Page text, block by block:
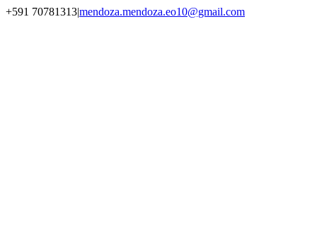
Saltar
Facebook
Instagram
YouTube
+591 70781313|mendoza.mendoza.eo10@gmail.com